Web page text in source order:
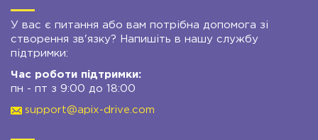
У вас є питання або вам потрібна допомога зі
створення зв'язку? Напишіть в нашу службу
підтримки:
Час роботи підтримки:
пн - пт з 9:00 до 18:00
support@apix-drive.com